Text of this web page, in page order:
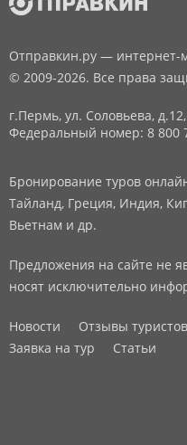
Отправкин.ру — интернет-
© 2009-2026. Все права
г.Пермь, ул. Соловьева, д.12,
Федеральный номер: 8 800
Бронирование туров
Тайланд, Греция, Индия,
Вьетнам и др.
Предложения на сайте не
носят исключительно
Новости Отзывы туристов
Заявка на тур
Статьи